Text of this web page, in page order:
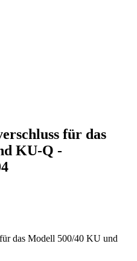
für das
KU-Q -